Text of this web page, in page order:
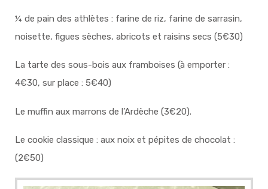
¼ de pain des athlètes : farine de riz, farine de sarrasin,
noisette, figues sèches, abricots et raisins secs (5€30)
La tarte des sous-bois aux framboises (à emporter :
4€30, sur place : 5€40)
Le muffin aux marrons de l’Ardèche (3€20).
Le cookie classique : aux noix et pépites de chocolat :
(2€50)